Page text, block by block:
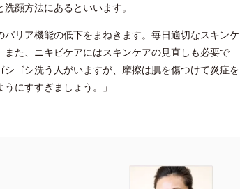
顔方法にあるといいます。
リア機能の低下をまねきます。毎日適切なスキンケ
た、ニキビケアにはスキンケアの見直しも必要で
ゴシ洗う人がいますが、摩擦は肌を傷つけて炎症を
にすすぎましょう。」